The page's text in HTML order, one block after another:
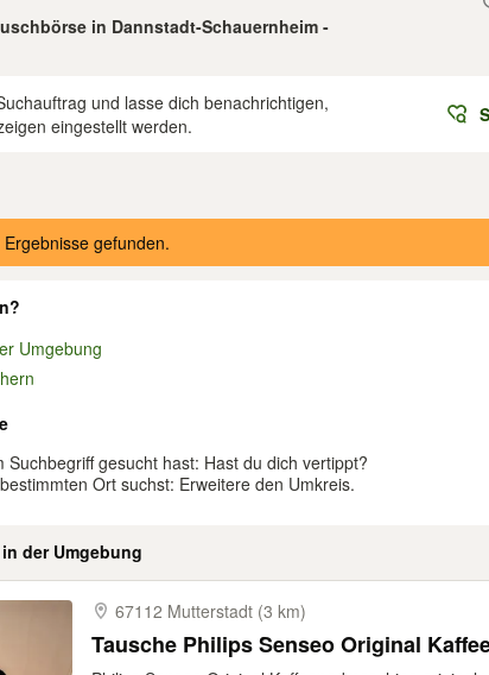
in Dannstadt-Schauernheim -
und lasse dich benachrichtigen,
eingestellt werden.
gefunden.
Umgebung
Suchbegriff gesucht hast: Hast du dich vertippt?
Ort suchst: Erweitere den Umkreis.
der Umgebung
67112 Mutterstadt (3 km)
Tausche Philips Senseo Original